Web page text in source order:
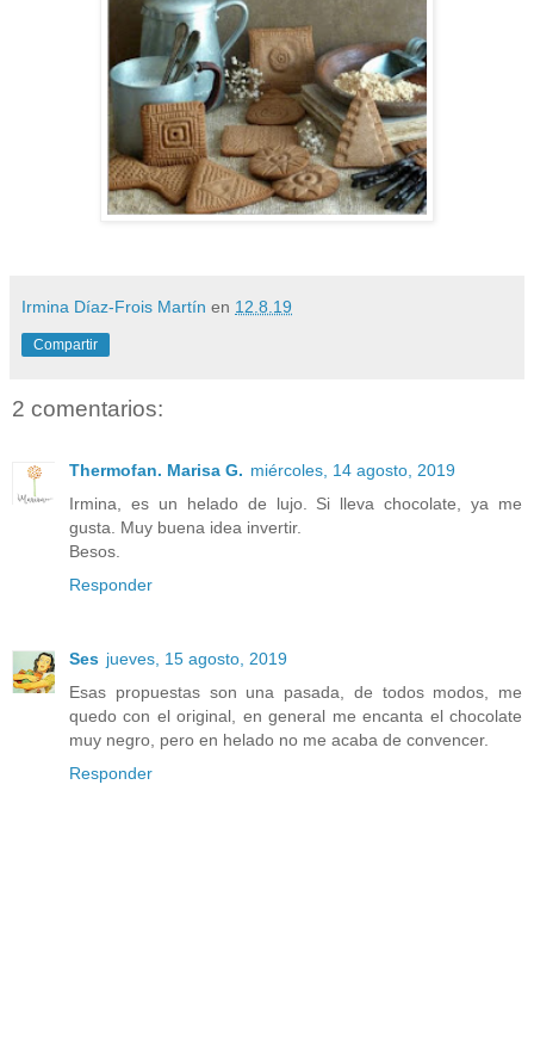
Irmina Díaz-Frois Martín en 12.8.19
Compartir
2 comentarios:
Thermofan. Marisa G. miércoles, 14 agosto, 2019
Irmina, es un helado de lujo. Si lleva chocolate, ya me
gusta. Muy buena idea invertir.
Besos.
Responder
Ses jueves, 15 agosto, 2019
Esas propuestas son una pasada, de todos modos, me
quedo con el original, en general me encanta el chocolate
muy negro, pero en helado no me acaba de convencer.
Responder